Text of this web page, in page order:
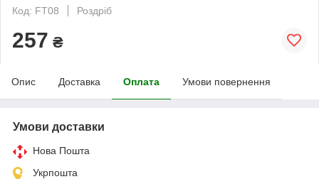
Код: FT08
Роздріб
257 ₴
Опис Доставка Оплата Умови повернення
Умови доставки
Нова Пошта
Укрпошта